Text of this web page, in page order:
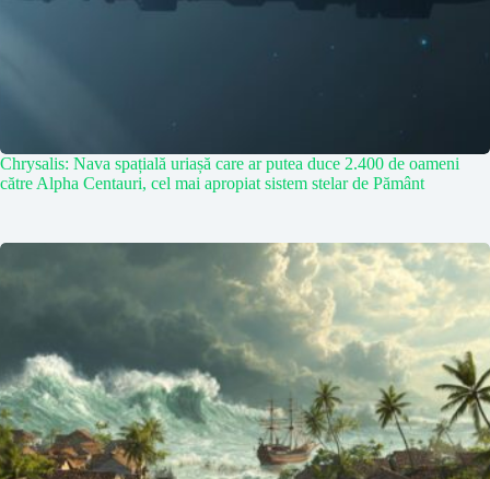
Chrysalis: Nava spațială uriașă care ar putea duce 2.400 de oameni
către Alpha Centauri, cel mai apropiat sistem stelar de Pământ